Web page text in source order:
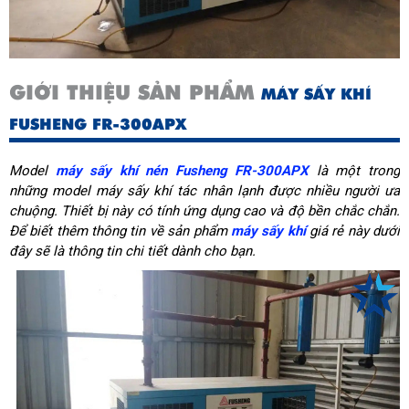
GIỚI THIỆU SẢN PHẨM MÁY SẤY KHÍ
FUSHENG FR-300APX
Model máy sấy khí nén Fusheng FR-300APXlà một trong
những model máy sấy khí tác nhân lạnh được nhiều người ưa
chuộng. Thiết bị này có tính ứng dụng cao và độ bền chắc chắn.
Để biết thêm thông tin về sản phẩm máy sấy khígiá rẻ này dưới
đây sẽ là thông tin chi tiết dành cho bạn.